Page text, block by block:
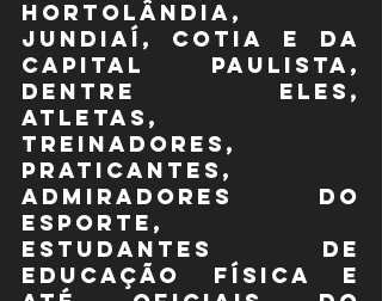
Hortolândia,
Jundiaí, Cotia e da
capital Paulista,
dentre eles,
atletas,
treinadores,
praticantes,
admiradores do
esporte,
estudantes de
Educação Física e